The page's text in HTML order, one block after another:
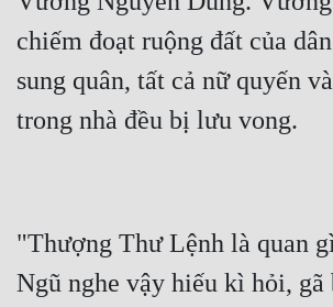
chiếm đoạt ruộng đất của
sung quân, tất cả nữ quyến
"Thượng Thư Lệnh là quan
Ngũ nghe vậy hiếu kì hỏi,